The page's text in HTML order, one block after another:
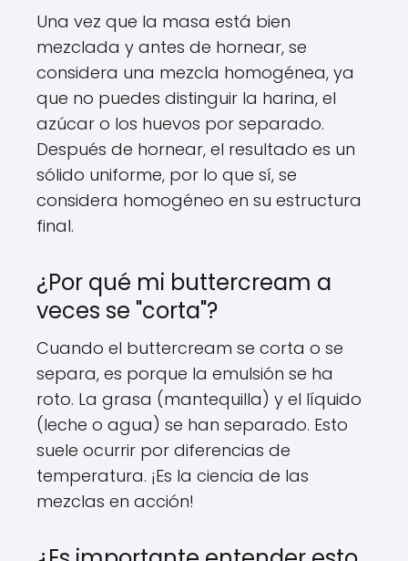
Una vez que la masa está bien
mezclada y antes de hornear, se
considera una mezcla homogénea, ya
que no puedes distinguir la harina, el
azúcar o los huevos por separado.
Después de hornear, el resultado es un
sólido uniforme, por lo que sí, se
considera homogéneo en su estructura
final.
¿Por qué mi buttercream a
veces se "corta"?
Cuando el buttercream se corta o se
separa, es porque la emulsión se ha
roto. La grasa (mantequilla) y el líquido
(leche o agua) se han separado. Esto
suele ocurrir por diferencias de
temperatura. ¡Es la ciencia de las
mezclas en acción!